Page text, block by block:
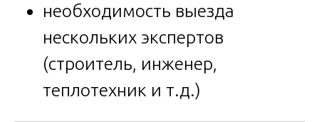
необходимость выезда
нескольких экспертов
(строитель, инженер,
теплотехник и т.д.)